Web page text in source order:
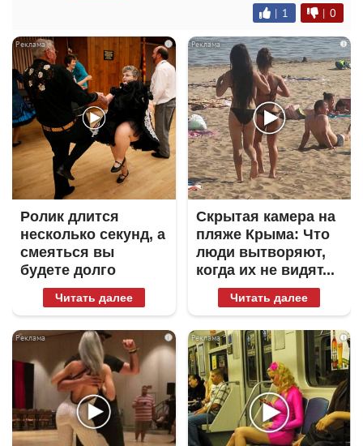
| 1 | 0
i
Ролик длится
несколько секунд, а
смеяться вы
будете долго
Читать далее
i
Скрытая камера на
пляже Крыма: Что
люди вытворяют,
когда их не видят...
Читать далее
i i